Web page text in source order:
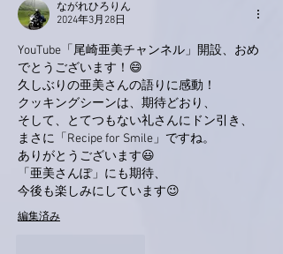
ながれひろりん
2024年3月28日
YouTube「尾崎亜美チャンネル」開設、おめ
でとうございます！😄
久しぶりの亜美さんの語りに感動！
クッキングシーンは、期待どおり、
そして、とてつもない礼さんにドン引き、
まさに「Recipe for Smile」ですね。
ありがとうございます😃
「亜美さんぽ」にも期待、
今後も楽しみにしています😉
編集済み